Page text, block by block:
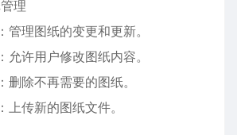
理
理图纸的变更和更新。
许用户修改图纸内容。
除不再需要的图纸。
传新的图纸文件。